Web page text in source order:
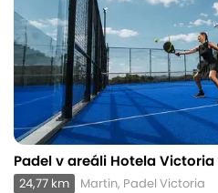
Padel v areáli Hotela
24,77 km Martin, Padel Victoria